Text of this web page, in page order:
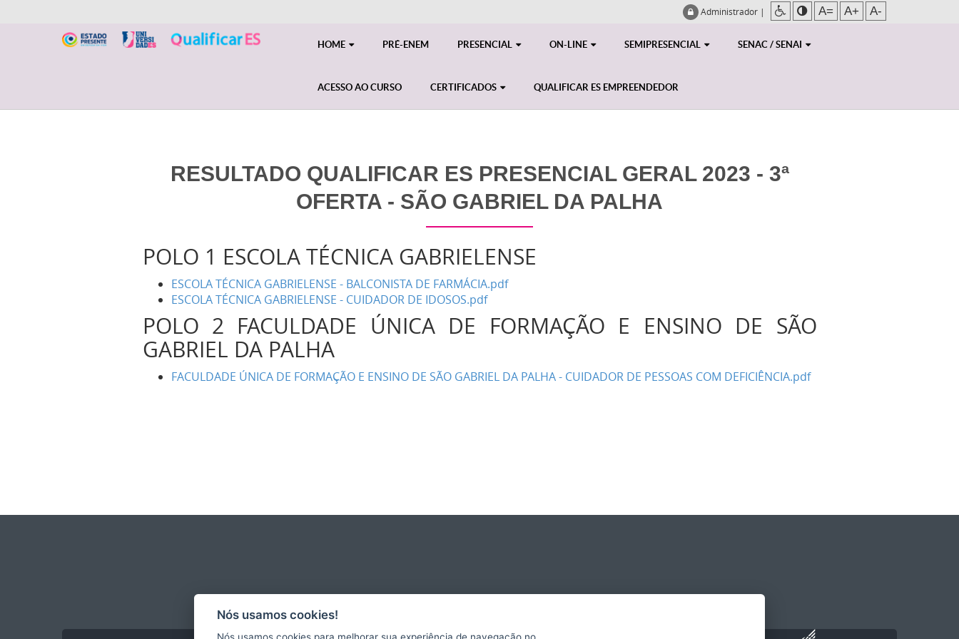
Administrador | A= A+ A-
HOME PRÉ-ENEM PRESENCIAL ON-LINE SEMIPRESENCIAL SENAC / SENAI
ACESSO AO CURSO CERTIFICADOS QUALIFICAR ES EMPREENDEDOR
RESULTADO QUALIFICAR ES PRESENCIAL GERAL 2023 - 3ª
OFERTA - SÃO GABRIEL DA PALHA
POLO 1 ESCOLA TÉCNICA GABRIELENSE
ESCOLA TÉCNICA GABRIELENSE - BALCONISTA DE FARMÁCIA.pdf
ESCOLA TÉCNICA GABRIELENSE - CUIDADOR DE IDOSOS.pdf
POLO 2 FACULDADE ÚNICA DE FORMAÇÃO E ENSINO DE SÃO
GABRIEL DA PALHA
FACULDADE ÚNICA DE FORMAÇÃO E ENSINO DE SÃO GABRIEL DA PALHA - CUIDADOR DE PESSOAS COM DEFICIÊNCIA.pdf
Nós usamos cookies!